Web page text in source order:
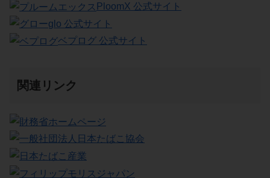
PloomX 公式サイト
glo 公式サイト
ベプログ 公式サイト
関連リンク